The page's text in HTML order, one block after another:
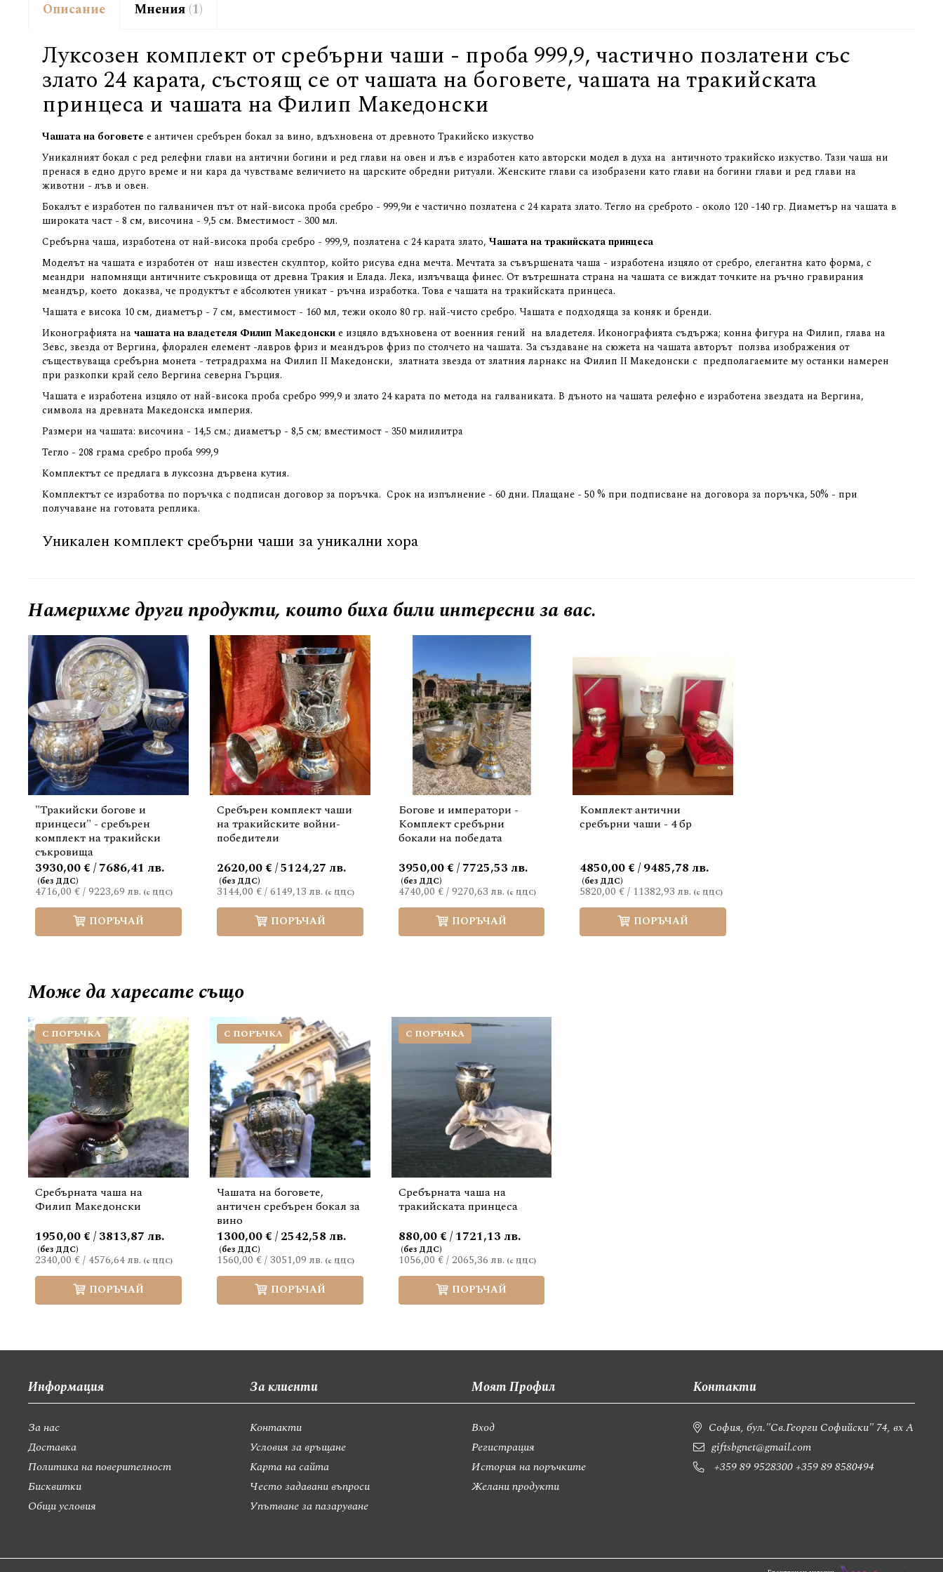
Описание
Луксозен комплект от сребърни чаши - проба 999,9, частично позлатени със
злато 24 карата, състоящ се от чашата на боговете, чашата на тракийската
принцеса и чашата на Филип Македонски
Чашата на боговете е античен сребърен бокал за вино, вдъхновена от древното Тракийско изкуство
Уникалният бокал с ред релефни глави на антични богини и ред глави на овен и лъв е изработен като авторски модел в духа на античното тракийско изкуство. Тази чаша ни
пренася в едно друго време и ни кара да чувстваме величието на царските обредни ритуали. Женските глави са изобразени като глави на богини глави и ред глави на
животни - лъв и овен.
Бокалът е изработен по галваничен път от най-висока проба сребро - 999,9и е частично позлатена с 24 карата злато. Тегло на среброто - около 120 -140 гр. Диаметър на чашата в
широката част - 8 см, височина - 9,5 см. Вместимост - 300 мл.
Сребърна чаша, изработена от най-висока проба сребро - 999,9, позлатена с 24 карата злато, Чашата на тракийската принцеса
Моделът на чашата е изработен от наш известен скулптор, който рисува една мечта. Мечтата за съвършената чаша - изработена изцяло от сребро, елегантна като форма, с
меандри напомнящи античните съкровища от древна Тракия и Елада. Лека, излъчваща финес. От вътрешната страна на чашата се виждат точките на ръчно гравирания
меандър, което доказва, че продуктът е абсолютен уникат - ръчна изработка. Това е чашата на тракийската принцеса.
Чашата е висока 10 см, диаметър - 7 см, вместимост - 160 мл, тежи около 80 гр. най-чисто сребро. Чашата е подходяща за коняк и бренди.
Иконографията начашата на владетеля Филип Македонские изцяло вдъхновена от военния гений на владетеля. Иконографията съдържа; конна фигура на Филип, глава на
Зевс, звезда от Вергина, флорален елемент -лавров фриз и меандъров фриз по столчето на чашата. За създаване на сюжета на чашата авторът ползва изображения от
съществуваща сребърна монета - тетрадрахма на Филип ІІ Македонски, златната звезда от златния ларнакс на Филип ІІ Македонски с предполагаемите му останки намерен
при разкопки край село Вергина северна Гърция.
Чашата е изработена изцяло от най-висока проба сребро 999,9 и злато 24 карата по метода на галваниката. В дъното на чашата релефно е изработена звездата на Вергина,
символа на древната Македонска империя.
Размери на чашата: височина - 14,5 см.; диаметър - 8,5 см; вместимост - 350 милилитра
Тегло - 208 грама сребро проба 999,9
Комплектът се предлага в луксозна дървена кутия.
Комплектът се изработва по поръчка с подписан договор за поръчка. Срок на изпълнение - 60 дни. Плащане - 50 % при подписване на договора за поръчка, 50% - при
получаване на готовата реплика.
Уникален комплект сребърни чаши за уникални хора
Мнения 1
Намерихме други продукти, които биха били интересни за вас.
"Тракийски богове и
принцеси" - сребърен
комплект на тракийски
съкровища
4716,00 €/9223,69 лв.
3930,00 € / 7686,41 лв.
ПОРЪЧАЙ
Сребърен комплект чаши
на тракийските войни-
победители
3144,00 €/6149,13 лв.
2620,00 € / 5124,27 лв.
ПОРЪЧАЙ
Богове и императори -
Комплект сребърни
бокали на победата
4740,00 €/9270,63 лв.
3950,00 € / 7725,53 лв.
ПОРЪЧАЙ
Комплект антични
сребърни чаши - 4 бр
5820,00 €/ 11382,93 лв.
4850,00 € / 9485,78 лв.
ПОРЪЧАЙ
Може дахаресате също
С ПОРЪЧКА
Сребърната чаша на
Филип Македонски
2340,00 €/ 4576,64 лв.
1950,00 € / 3813,87 лв.
ПОРЪЧАЙ
С ПОРЪЧКА
Чашата на боговете,
античен сребърен бокал за
вино
1560,00 €/ 3051,09 лв.
1300,00 € / 2542,58 лв.
ПОРЪЧАЙ
С ПОРЪЧКА
Сребърната чаша на
тракийската принцеса
1056,00 €/2065,36 лв.
880,00 € / 1721,13 лв.
ПОРЪЧАЙ
Информация
За нас
Доставка
Политика на поверителност
Бисквитки
Общи условия
За клиенти
Контакти
Условия за връщане
Карта на сайта
Често задавани въпроси
Упътване за пазаруване
Моят Профил
Вход
Регистрация
История на поръчките
Желани продукти
Контакти
София, бул."Св.Георги Софийски" 74, вх А
giftsbgnet@gmail.com
+359 89 9528300+359 89 8580494